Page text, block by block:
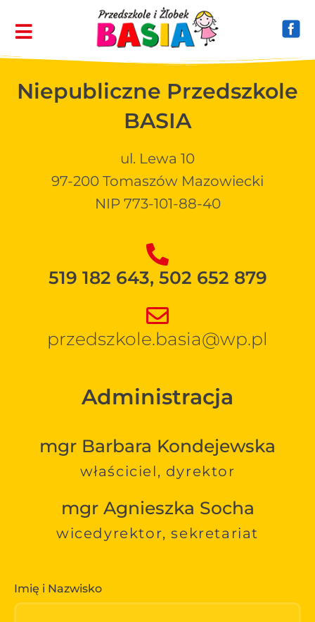
Imię i Nazwisko
Niepubliczne Przedszkole
BASIA
ul. Lewa 10
97-200 Tomaszów Mazowiecki
NIP 773-101-88-40
519 182 643, 502 652 879
przedszkole.basia@wp.pl
Administracja
mgr Barbara Kondejewska
właściciel, dyrektor
mgr Agnieszka Socha
wicedyrektor, sekretariat